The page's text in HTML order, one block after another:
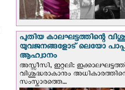
പുതിയ കാലഘട്ടത്തിന്റെ
യുവജനങ്ങളോട് ലെയോ
ആഹ്വാനം
അസ്സീസി, ഇറ്റലി:
വിശുദ്ധരാകാനും
സംസ്കാരത്തെ...